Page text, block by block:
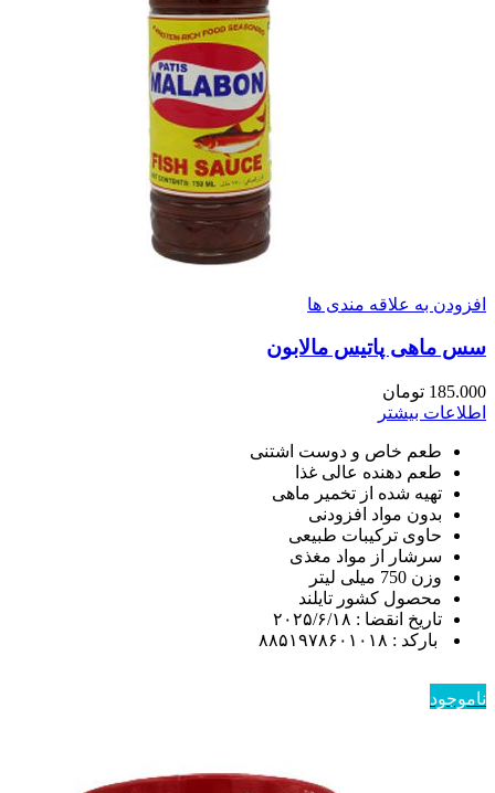
افزودن به علاقه مندی ها
سس ماهی پاتیس مالابون
185.000 تومان
اطلاعات بیشتر
طعم خاص و دوست اشتنی
طعم دهنده عالی غذا
تهیه شده از تخمیر ماهی
بدون مواد افزودنی
حاوی ترکیبات طبیعی
سرشار از مواد مغذی
وزن 750 میلی لیتر
محصول کشور تایلند
تاریخ انقضا : ۲۰۲۵/۶/۱۸
بارکد : ۸۸۵۱۹۷۸۶۰۱۰۱۸
ناموجود